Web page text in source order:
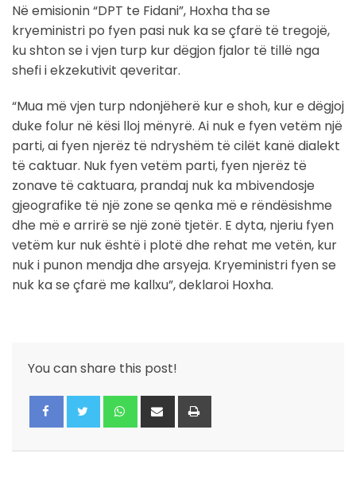
Në emisionin “DPT te Fidani”, Hoxha tha se
kryeministri po fyen pasi nuk ka se çfarë të tregojë,
ku shton se i vjen turp kur dëgjon fjalor të tillë nga
shefi i ekzekutivit qeveritar.
“Mua më vjen turp ndonjëherë kur e shoh, kur e dëgjoj
duke folur në kësi lloj mënyrë. Ai nuk e fyen vetëm një
parti, ai fyen njerëz të ndryshëm të cilët kanë dialekt
të caktuar. Nuk fyen vetëm parti, fyen njerëz të
zonave të caktuara, prandaj nuk ka mbivendosje
gjeografike të një zone se qenka më e rëndësishme
dhe më e arrirë se një zonë tjetër. E dyta, njeriu fyen
vetëm kur nuk është i plotë dhe rehat me vetën, kur
nuk i punon mendja dhe arsyeja. Kryeministri fyen se
nuk ka se çfarë me kallxu”, deklaroi Hoxha.
You can share this post!
Whatsapp
Share